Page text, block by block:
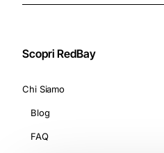
Scopri RedBay
Chi Siamo
Blog
FAQ